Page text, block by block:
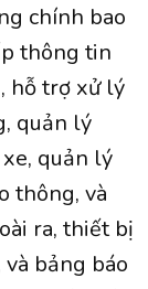
chính bao
thông tin
hỗ trợ xử lý
quản lý
quản lý
thông, và
ra, thiết bị
bảng báo